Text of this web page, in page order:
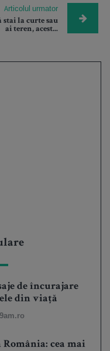
Articolul urmator
stai la curte sau
ai teren, acest...
de încurajare
din viață
9am.ro
cea mai